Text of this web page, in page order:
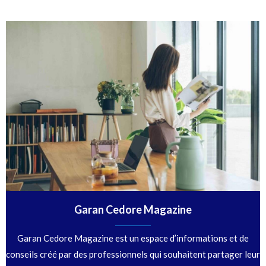
Garan Cedore Magazine
Garan Cedore Magazine est un espace d’informations et de
conseils créé par des professionnels qui souhaitent partager leur